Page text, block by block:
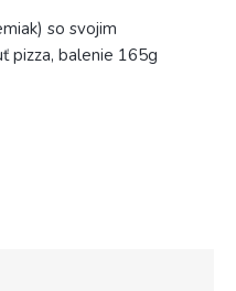
so svojim
pizza, balenie 165g